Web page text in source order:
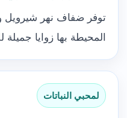
توفر ضفاف نهر شيرويل
المحيطة بها زوايا جميلة
لمحبي النباتات